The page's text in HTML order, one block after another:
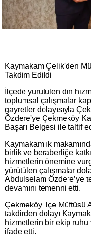
Kaymakam Çelik'den
Takdim Edildi
İlçede yürütülen din
toplumsal çalışmalar
gayretler dolayısıyla
Özdere'ye Çekmeköy
Başarı Belgesi ile taltif
Kaymakamlık
birlik ve beraberliğe
hizmetlerin önemine
yürütülen çalışmalar
Abdulselam Özdere’ye
devamını temenni etti.
Çekmeköy İlçe Müftüsü
takdirden dolayı
hizmetlerin bir ekip
ifade etti.